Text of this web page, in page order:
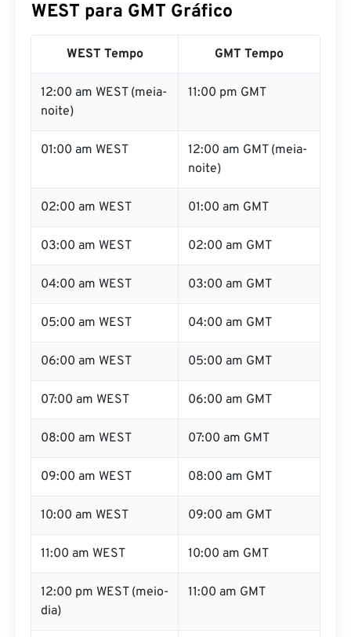
WEST para GMT Gráfico
WEST Tempo GMT Tempo
12:00 am WEST (meia-
noite)
11:00 pm GMT
01:00 am WEST
12:00 am GMT (meia-
noite)
02:00 am WEST 01:00 am GMT
03:00 am WEST 02:00 am GMT
04:00 am WEST 03:00 am GMT
05:00 am WEST 04:00 am GMT
06:00 am WEST 05:00 am GMT
07:00 am WEST 06:00 am GMT
08:00 am WEST 07:00 am GMT
09:00 am WEST 08:00 am GMT
10:00 am WEST 09:00 am GMT
11:00 am WEST 10:00 am GMT
12:00 pm WEST (meio-
dia)
11:00 am GMT